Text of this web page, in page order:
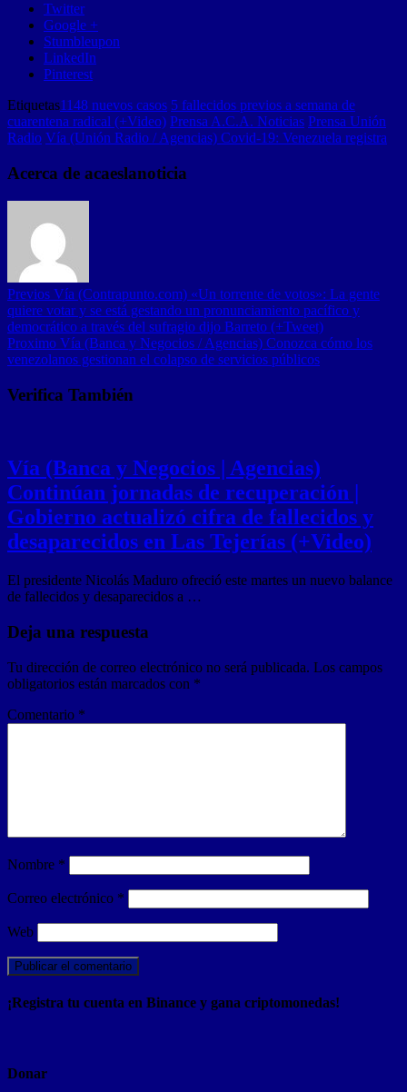
Twitter
Google +
Stumbleupon
LinkedIn
Pinterest
Etiquetas1148 nuevos casos 5 fallecidos previos a semana de
cuarentena radical (+Video) Prensa A.C.A. Noticias Prensa Unión
Radio Vía (Unión Radio / Agencias) Covid-19: Venezuela registra
Acerca de acaeslanoticia
Previos Vía (Contrapunto.com) «Un torrente de votos»: La gente
quiere votar y se está gestando un pronunciamiento pacífico y
democrático a través del sufragio dijo Barreto (+Tweet)
Proximo Vía (Banca y Negocios / Agencias) Conozca cómo los
venezolanos gestionan el colapso de servicios públicos
Verifica También
Vía (Banca y Negocios | Agencias)
Continúan jornadas de recuperación |
Gobierno actualizó cifra de fallecidos y
desaparecidos en Las Tejerías (+Video)
El presidente Nicolás Maduro ofreció este martes un nuevo balance
de fallecidos y desaparecidos a …
Deja una respuesta
Tu dirección de correo electrónico no será publicada. Los campos
obligatorios están marcados con *
Comentario *
Nombre *
Correo electrónico *
Web
¡Registra tu cuenta en Binance y gana criptomonedas!
Donar